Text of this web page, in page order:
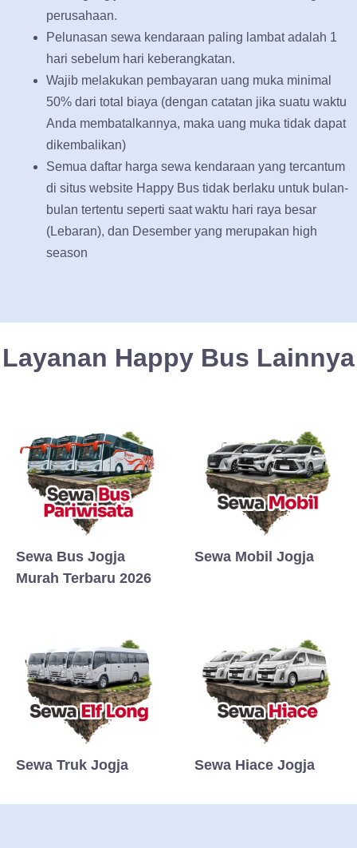
perusahaan.
Pelunasan sewa kendaraan paling lambat adalah 1
hari sebelum hari keberangkatan.
Wajib melakukan pembayaran uang muka minimal
50% dari total biaya (dengan catatan jika suatu waktu
Anda membatalkannya, maka uang muka tidak dapat
dikembalikan)
Semua daftar harga sewa kendaraan yang tercantum
di situs website Happy Bus tidak berlaku untuk bulan-
bulan tertentu seperti saat waktu hari raya besar
(Lebaran), dan Desember yang merupakan high
season
Layanan Happy Bus Lainnya
Sewa Bus Jogja
Murah Terbaru 2026
Sewa Mobil Jogja
Sewa Truk Jogja Sewa Hiace Jogja